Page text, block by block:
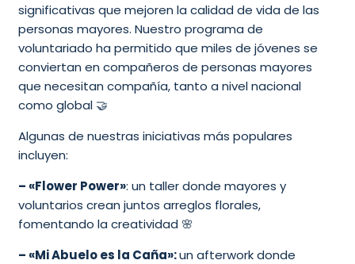
significativas que mejoren la calidad de vida de las
personas mayores. Nuestro programa de
voluntariado ha permitido que miles de jóvenes se
conviertan en compañeros de personas mayores
que necesitan compañía, tanto a nivel nacional
como global 🤝
Algunas de nuestras iniciativas más populares
incluyen:
– «Flower Power»: un taller donde mayores y
voluntarios crean juntos arreglos florales,
fomentando la creatividad 🌸
– «Mi Abuelo es la Caña»:un afterwork donde